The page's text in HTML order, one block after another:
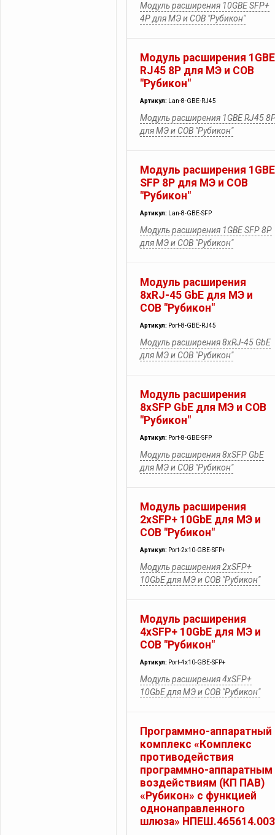
Модуль расширения 10GBE SFP+
4P для МЭ и СОВ "Рубикон"
Модуль расширения 1GBE
RJ45 8P для МЭ и СОВ
"Рубикон"
Артикул: Lan-8-GBE-RJ45
Модуль расширения 1GBE RJ45
для МЭ и СОВ "Рубикон"
Модуль расширения 1GBE
SFP 8P для МЭ и СОВ
"Рубикон"
Артикул: Lan-8-GBE-SFP
Модуль расширения 1GBE SFP 8P
для МЭ и СОВ "Рубикон"
Модуль расширения
8xRJ-45 GbE для МЭ и
СОВ "Рубикон"
Артикул: Port-8-GBE-RJ45
Модуль расширения 8xRJ-45 GbE
для МЭ и СОВ "Рубикон"
Модуль расширения
8xSFP GbE для МЭ и СОВ
"Рубикон"
Артикул: Port-8-GBE-SFP
Модуль расширения 8xSFP GbE
для МЭ и СОВ "Рубикон"
Модуль расширения
2xSFP+ 10GbE для МЭ и
СОВ "Рубикон"
Артикул: Port-2х10-GBE-SFP+
Модуль расширения 2xSFP+
10GbE для МЭ и СОВ "Рубикон"
Модуль расширения
4xSFP+ 10GbE для МЭ и
СОВ "Рубикон"
Артикул: Port-4х10-GBE-SFP+
Модуль расширения 4xSFP+
10GbE для МЭ и СОВ "Рубикон"
Программно-аппаратный
комплекс «Комплекс
противодействия
программно-аппаратным
воздействиям (КП ПАВ)
«Рубикон» с функцией
однонаправленного
шлюза» НПЕШ.465614.003